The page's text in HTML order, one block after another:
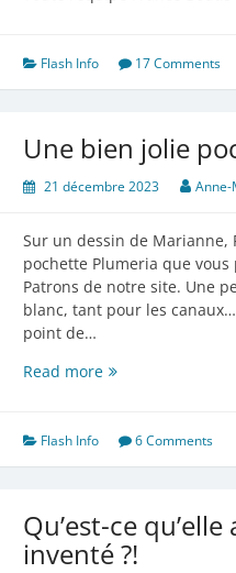
Flash Info 17 Comments
Une bien jolie
21 décembre 2023 Anne-
Sur un dessin de Marianne,
pochette Plumeria que
Patrons de notre site. Une
blanc, tant pour les
point de…
Read moreUne
pochette
Flash Info 6 Comments
Qu’est-ce
inventé ?!